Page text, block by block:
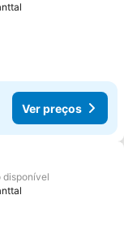
Ver preços
favoritos
disponível